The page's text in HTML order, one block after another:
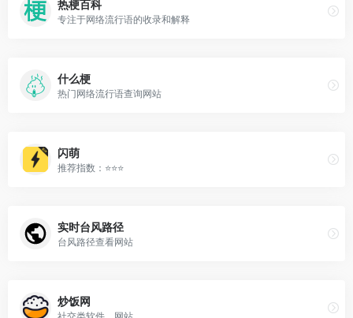
热梗百科
专注于网络流行语的收录和解释
什么梗
热门网络流行语查询网站
闪萌
推荐指数：⭐⭐⭐
实时台风路径
台风路径查看网站
炒饭网
社交类软件、网站